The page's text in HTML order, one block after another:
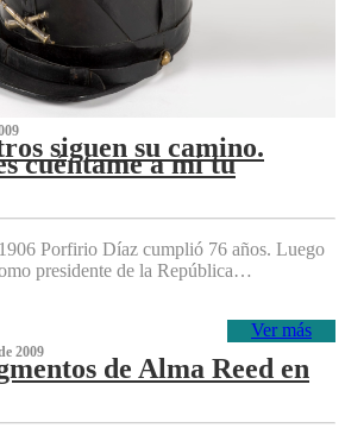
siguen su camino.
cuéntame a mí tu
Porfirio Díaz cumplió 76 años. Luego
presidente de la República…
Ver más
2009
de Alma Reed en